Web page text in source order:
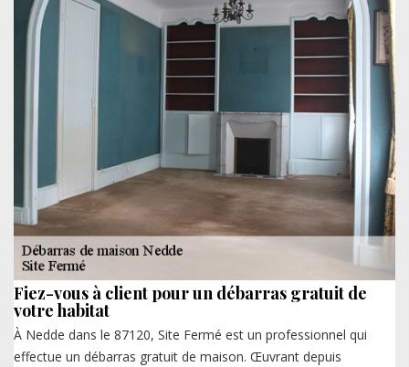
Fiez-vous à client pour un débarras gratuit de
votre habitat
À Nedde dans le 87120, Site Fermé est un professionnel qui
effectue un débarras gratuit de maison. Œuvrant depuis